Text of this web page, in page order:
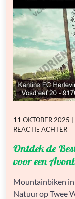
GEPLAATST
OP
11 OKTOBER 2025 |
REACTIE ACHTEROP
DE
IN
Ontdek de
voor een
Mountainbiken in
Natuur op Twee